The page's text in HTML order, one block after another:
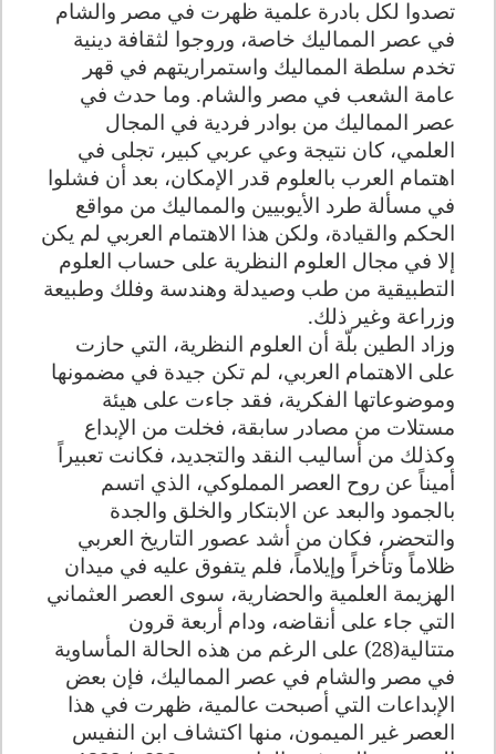
تصدوا لكل بادرة علمية ظهرت في مصر والشام
في عصر المماليك خاصة، وروجوا لثقافة دينية
تخدم سلطة المماليك واستمراريتهم في قهر
عامة الشعب في مصر والشام. وما حدث في
عصر المماليك من بوادر فردية في المجال
العلمي، كان نتيجة وعي عربي كبير، تجلى في
اهتمام العرب بالعلوم قدر الإمكان، بعد أن فشلوا
في مسألة طرد الأيوبيين والمماليك من مواقع
الحكم والقيادة، ولكن هذا الاهتمام العربي لم يكن
إلا في مجال العلوم النظرية على حساب العلوم
التطبيقية من طب وصيدلة وهندسة وفلك وطبيعة
وزراعة وغير ذلك.
وزاد الطين بلّة أن العلوم النظرية، التي حازت
على الاهتمام العربي، لم تكن جيدة في مضمونها
وموضوعاتها الفكرية، فقد جاءت على هيئة
مستلات من مصادر سابقة، فخلت من الإبداع
وكذلك من أساليب النقد والتجديد، فكانت تعبيراً
أميناً عن روح العصر المملوكي، الذي اتسم
بالجمود والبعد عن الابتكار والخلق والجدة
والتحضر، فكان من أشد عصور التاريخ العربي
ظلاماً وتأخراً وإيلاماً، فلم يتفوق عليه في ميدان
الهزيمة العلمية والحضارية، سوى العصر العثماني
التي جاء على أنقاضه، ودام أربعة قرون
متتالية(28) على الرغم من هذه الحالة المأساوية
في مصر والشام في عصر المماليك، فإن بعض
الإبداعات التي أصبحت عالمية، ظهرت في هذا
العصر غير الميمون، منها اكتشاف ابن النفيس